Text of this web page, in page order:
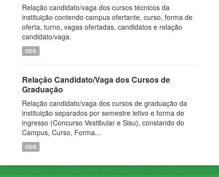
Relação candidato/vaga dos cursos técnicos da
instituição contendo campus ofertante, curso, forma de
oferta, turno, vagas ofertadas, candidatos e relação
candidato/vaga.
ODS
Relação Candidato/Vaga dos Cursos de
Graduação
Relação candidato/vaga dos cursos de graduação da
instituição separados por semestre letivo e forma de
ingresso (Concurso Vestibular e Sisu), constando do
Campus, Curso, Forma...
ODS